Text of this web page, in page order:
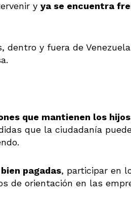
y ya se encuentra
dentro y fuera de
que mantienen los
que la ciudadanía
pagadas, participar en
de orientación en las